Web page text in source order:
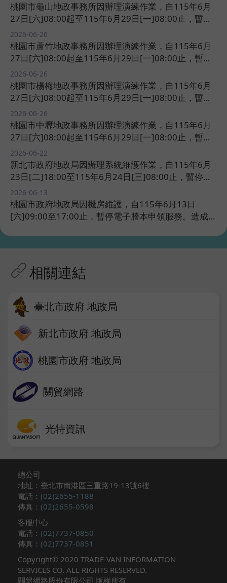
桃園市龜山地政事務所因辦理演練作業，自115年6月
27日[六]08:00起至115年6月29日[一]08:00止，暫停
電子謄本申領服務。造成不便，尚祈見諒。​​
2026-06-26 ​
桃園市蘆竹地政事務所因辦理演練作業，自115年6月
27日[六]08:00起至115年6月29日[一]08:00止，暫停
電子謄本申領服務。造成不便，尚祈見諒。​​
2026-06-26 ​
桃園市楊梅地政事務所因辦理演練作業，自115年6月
27日[六]08:00起至115年6月29日[一]08:00止，暫停
電子謄本申領服務。造成不便，尚祈見諒。​​
2026-06-26 ​
桃園市中壢地政事務所因辦理演練作業，自115年6月
27日[六]08:00起至115年6月29日[一]08:00止，暫停
電子謄本申領服務。造成不便，尚祈見諒。​​
2026-06-22 ​
新北市政府地政局因辦理系統維護作業，自115年6月
23日[二]18:00至115年6月24日[三]08:00止，暫停電
子謄本申領服務。造成不便，尚祈見諒。​​
2026-06-13 ​
桃園市政府地政局因機房維護，自115年6月13日
[六]09:00至17:00止，暫停電子謄本申領服務。造成不
相關連結
臺北市政府​ 地政局
新北市政府 地政局
桃園市政府​ 地政局​
關貿網路
光特資訊​
總公司
地址：臺北市南港區三重路19-13號6樓​
電話： (02)2655-1188
傳真： (02)2655-0598
客服中心
電話： (02)7737-0850
傳真： (02)7737-0851​
Copyright© 2020 TRADE-VAN INFORMATION
SERVICES CO. ALL RIGHTS RESERVED.
關貿網路股份有限公司 版權所有 ​​